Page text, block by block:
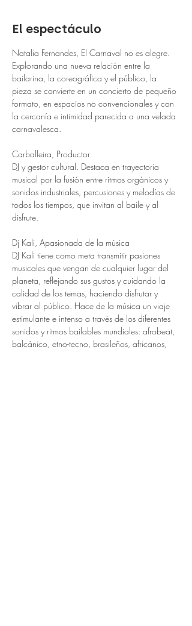
El espectáculo
Natalia Fernandes, El Carnaval no es alegre.
Explorando una nueva relación entre la
bailarina, la coreográfica y el público, la
pieza se convierte en un concierto de pequeño
formato, en espacios no convencionales y con
la cercanía e intimidad parecida a una velada
carnavalesca.
Carballeira, Productor
DJ y gestor cultural. Destaca en trayectoria
musical por la fusión entre ritmos orgánicos y
sonidos industriales, percusiones y melodías de
todos los tiempos, que invitan al baile y al
disfrute.
Dj Kali, Apasionada de la música
DJ Kali tiene como meta transmitir pasiones
musicales que vengan de cualquier lugar del
planeta, reflejando sus gustos y cuidando la
calidad de los temas, haciendo disfrutar y
vibrar al público. Hace de la música un viaje
estimulante e intenso a través de los diferentes
sonidos y ritmos bailables mundiales: afrobeat,
balcánico, etno-tecno, brasileños, africanos,